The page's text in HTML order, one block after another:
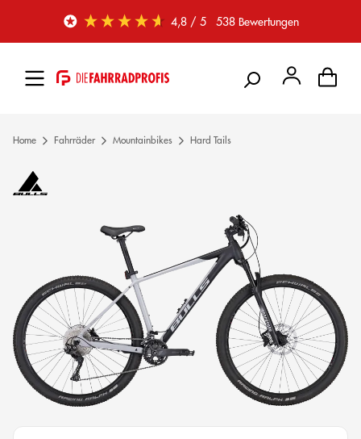
Zum Hauptinhalt springen 4,8/ 5 538 Bewertungen
Home Fahrräder Mountainbikes Hard Tails